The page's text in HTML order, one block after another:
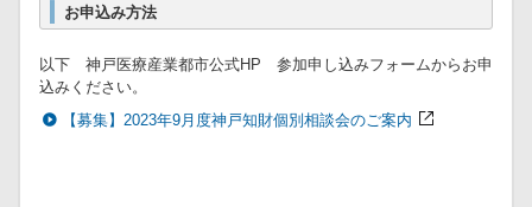
お申込み方法
以下 神戸医療産業都市公式HP 参加申し込みフォームからお申
込みください。
【募集】2023年9月度神戸知財個別相談会のご案内